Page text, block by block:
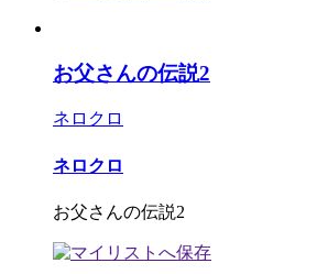
お父さんの伝説2
ネロクロ
ネロクロ
お父さんの伝説2